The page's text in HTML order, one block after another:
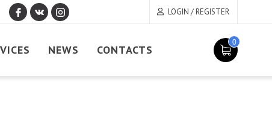
LOGIN / REGISTER
NEWS CONTACTS
0